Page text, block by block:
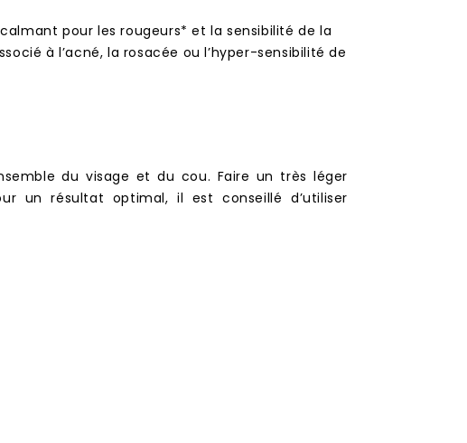
pour les rougeurs* et la sensibilité de la
à l’acné, la rosacée ou l’hyper-sensibilité de
du visage et du cou. Faire un très léger
un résultat optimal, il est conseillé d’utiliser